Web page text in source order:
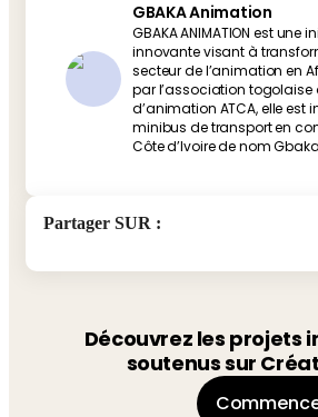
GBAKA Animation
GBAKA ANIMATION est une
innovante visant à
secteur de l’animation en
par l’association togolaise
d’animation ATCA, elle est
minibus de transport en
Côte d’Ivoire de nom
Partager SUR :
Découvrez les projets
soutenus sur